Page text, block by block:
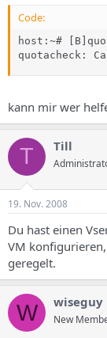
Code:
host:~#
quotacheck:
kann mir wer
T Till
19. Nov. 2008
Du hast einen
VM
geregelt.
W wiseguy
New